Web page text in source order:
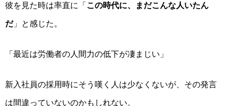
彼を見た時は率直に「 この時代に、まだこんな人いたん
だ」と感じた。
「最近は労働者の人間力の低下が凄まじい」
新入社員の採用時にそう嘆く人は少なくないが、その発言
は間違っていないのかもしれない。